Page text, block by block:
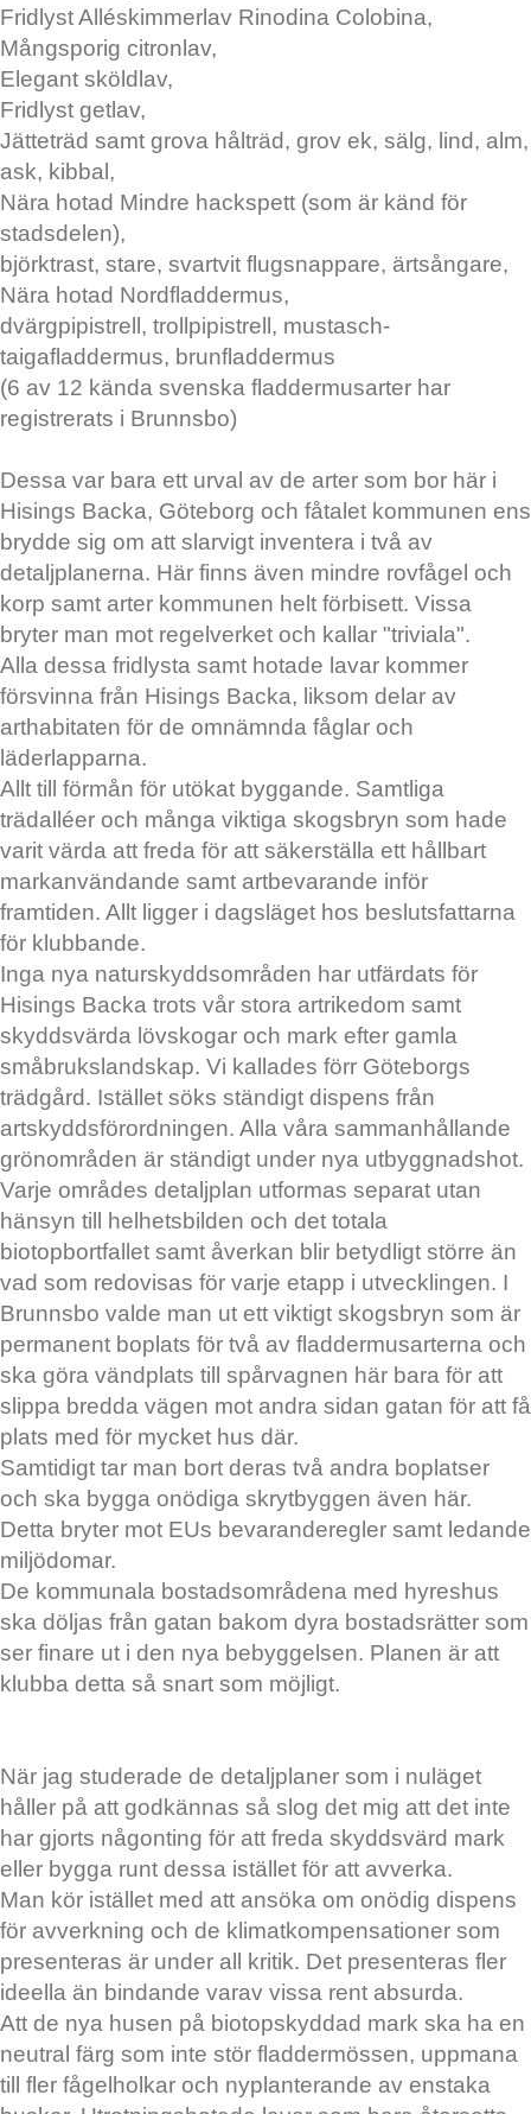
Fridlyst Alléskimmerlav Rinodina Colobina,
Mångsporig citronlav,
Elegant sköldlav,
Fridlyst getlav,
Jätteträd samt grova hålträd, grov ek, sälg, lind, alm,
ask, kibbal,
Nära hotad Mindre hackspett (som är känd för
stadsdelen),
björktrast, stare, svartvit flugsnappare, ärtsångare,
Nära hotad Nordfladdermus,
dvärgpipistrell, trollpipistrell, mustasch-
taigafladdermus, brunfladdermus
(6 av 12 kända svenska fladdermusarter har
registrerats i Brunnsbo)
Dessa var bara ett urval av de arter som bor här i
Hisings Backa, Göteborg och fåtalet kommunen ens
brydde sig om att slarvigt inventera i två av
detaljplanerna. Här finns även mindre rovfågel och
korp samt arter kommunen helt förbisett. Vissa
bryter man mot regelverket och kallar "triviala".
Alla dessa fridlysta samt hotade lavar kommer
försvinna från Hisings Backa, liksom delar av
arthabitaten för de omnämnda fåglar och
läderlapparna.
Allt till förmån för utökat byggande. Samtliga
trädalléer och många viktiga skogsbryn som hade
varit värda att freda för att säkerställa ett hållbart
markanvändande samt artbevarande inför
framtiden. Allt ligger i dagsläget hos beslutsfattarna
för klubbande.
Inga nya naturskyddsområden har utfärdats för
Hisings Backa trots vår stora artrikedom samt
skyddsvärda lövskogar och mark efter gamla
småbrukslandskap. Vi kallades förr Göteborgs
trädgård. Istället söks ständigt dispens från
artskyddsförordningen. Alla våra sammanhållande
grönområden är ständigt under nya utbyggnadshot.
Varje områdes detaljplan utformas separat utan
hänsyn till helhetsbilden och det totala
biotopbortfallet samt åverkan blir betydligt större än
vad som redovisas för varje etapp i utvecklingen. I
Brunnsbo valde man ut ett viktigt skogsbryn som är
permanent boplats för två av fladdermusarterna och
ska göra vändplats till spårvagnen här bara för att
slippa bredda vägen mot andra sidan gatan för att få
plats med för mycket hus där.
Samtidigt tar man bort deras två andra boplatser
och ska bygga onödiga skrytbyggen även här.
Detta bryter mot EUs bevaranderegler samt ledande
miljödomar.
De kommunala bostadsområdena med hyreshus
ska döljas från gatan bakom dyra bostadsrätter som
ser finare ut i den nya bebyggelsen. Planen är att
klubba detta så snart som möjligt.
När jag studerade de detaljplaner som i nuläget
håller på att godkännas så slog det mig att det inte
har gjorts någonting för att freda skyddsvärd mark
eller bygga runt dessa istället för att avverka.
Man kör istället med att ansöka om onödig dispens
för avverkning och de klimatkompensationer som
presenteras är under all kritik. Det presenteras fler
ideella än bindande varav vissa rent absurda.
Att de nya husen på biotopskyddad mark ska ha en
neutral färg som inte stör fladdermössen, uppmana
till fler fågelholkar och nyplanterande av enstaka